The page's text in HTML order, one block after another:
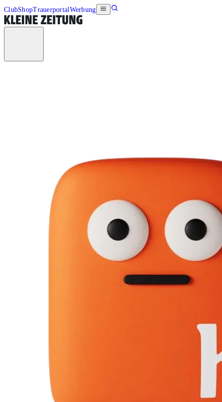
ClubShopTrauerportalWerbung